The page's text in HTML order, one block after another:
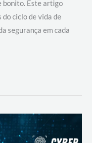
bonito. Este artigo
ciclo de vida de
segurança em cada